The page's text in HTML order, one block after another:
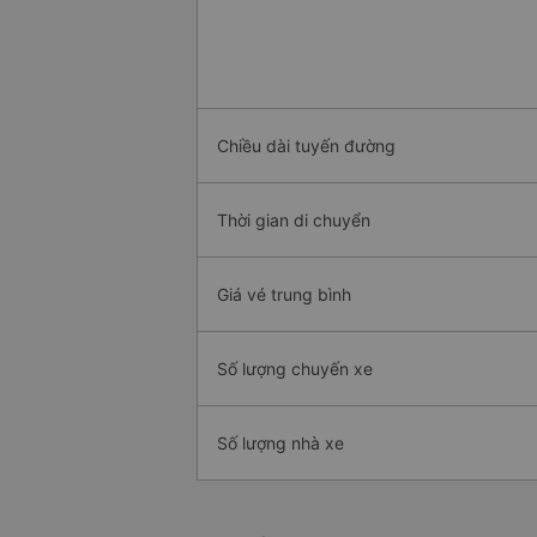
Chiều dài tuyến đường
Thời gian di chuyển
Giá vé trung bình
Số lượng chuyến xe
Số lượng nhà xe